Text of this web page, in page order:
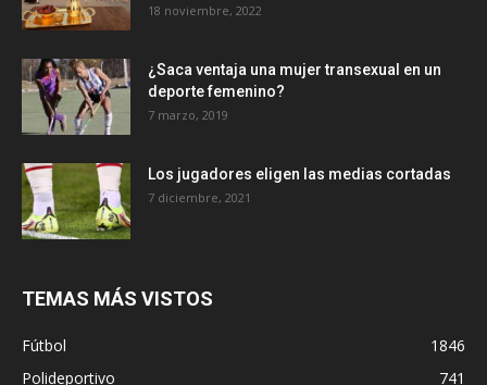
18 noviembre, 2022
¿Saca ventaja una mujer transexual en un
deporte femenino?
7 marzo, 2019
Los jugadores eligen las medias cortadas
7 diciembre, 2021
TEMAS MÁS VISTOS
Fútbol
1846
Polideportivo
741